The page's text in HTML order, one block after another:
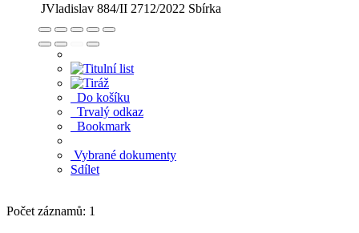
JVladislav 884/II 2712/2022 Sbírka
Do košíku
Trvalý odkaz
Bookmark
Vybrané dokumenty
Sdílet
Počet záznamů: 1